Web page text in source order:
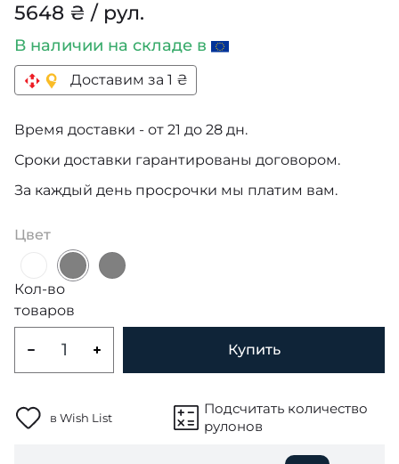
5648 ₴ / рул.
В наличии на складе в
Доставим за 1 ₴
Время доставки - от 21 до 28 дн.
Сроки доставки гарантированы договором.
За каждый день просрочки мы платим вам.
Цвет
Кол-во
товаров
Купить
в Wish List
Подсчитать количество
рулонов